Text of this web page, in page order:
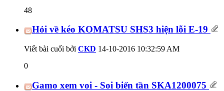
48
Hỏi về kéo KOMATSU SHS3 hiện lỗi E-19
Viết bài cuối bởi CKD 14-10-2016 10:32:59 AM
0
Gamo xem voi - Soi biến tần SKA1200075